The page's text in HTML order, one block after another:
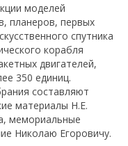
моделей
планеров, первых
спутника
корабля
двигателей,
350 единиц.
составляют
материалы Н.Е.
мемориальные
Николаю Егоровичу.